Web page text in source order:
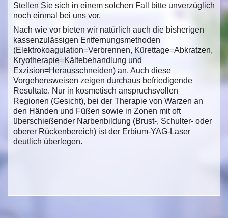
Stellen Sie sich in einem solchen Fall bitte unverzüglich
noch einmal bei uns vor.
Nach wie vor bieten wir natürlich auch die bisherigen
kassenzulässigen Entfernungsmethoden
(Elektrokoagulation=Verbrennen, Kürettage=Abkratzen,
Kryotherapie=Kältebehandlung und
Exzision=Herausschneiden) an. Auch diese
Vorgehensweisen zeigen durchaus befriedigende
Resultate. Nur in kosmetisch anspruchsvollen
Regionen (Gesicht), bei der Therapie von Warzen an
den Händen und Füßen sowie in Zonen mit oft
überschießender Narbenbildung (Brust-, Schulter- oder
oberer Rückenbereich) ist der Erbium-YAG-Laser
deutlich überlegen.